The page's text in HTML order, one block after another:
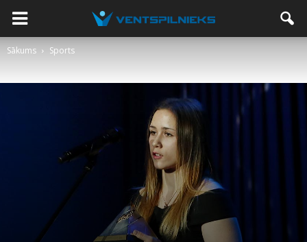
Sākums Sports